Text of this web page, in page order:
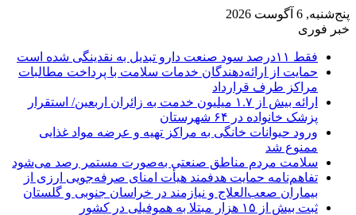
پنج‌شنبه, 6 آگوست 2026
خبر فوری
فقط ۱۱‌درصد سود صنعت دارو تبدیل به نقدینگی شده است
حمایت از ارائه‌دهندگان خدمات سلامت با پرداخت مطالبات
مراکز طرف قرارداد
ارائه بیش از ۱.۷ میلیون خدمت به زائران اربعین/ استقرار
پزشک خانواده در ۶۴ شهرستان
ورود حیوانات خانگی به مراکز تهیه و عرضه مواد غذایی
ممنوع شد
سلامت مردم مناطق صنعتی به‌صورت مستمر رصد می‌شود
تفاهم‌نامه حمایت هدفمند هیأت امنای صرفه‌جویی ارزی از
بیماران صعب‌العلاج و نیازمند در خراسان جنوبی و گلستان
ثبت بیش از ۱۵ هزار مبتلا به هموفیلی در کشور